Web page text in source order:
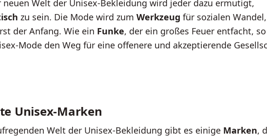
neuen Welt der Unisex-Bekleidung wird jeder dazu ermutigt,
zu sein. Die Mode wird zum Werkzeug für sozialen
der Anfang. Wie ein Funke, der ein großes Feuer entfacht,
Mode den Weg für eine offenere und akzeptierende
Unisex-Marken
Welt der Unisex-Bekleidung gibt es einige Marken,